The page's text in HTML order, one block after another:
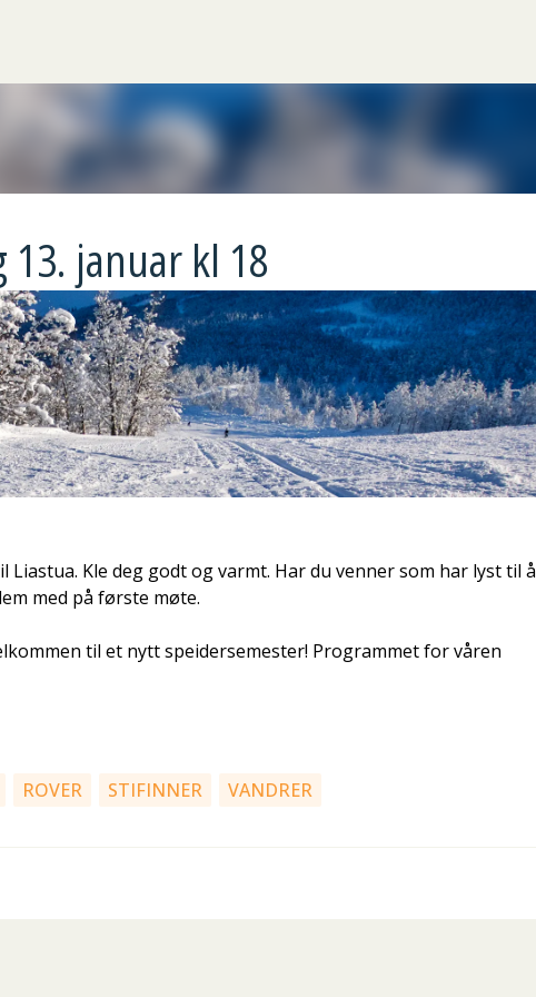
januar kl 18
Liastua. Kle deg godt og varmt. Har du venner som har lyst til å
med på første møte.
til et nytt speidersemester! Programmet for våren
ROVER STIFINNER VANDRER